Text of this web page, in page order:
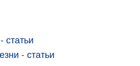
статьи
- статьи